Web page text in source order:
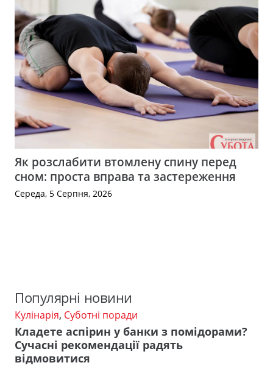
Як розслабити втомлену спину перед
сном: проста вправа та застереження
Середа, 5 Серпня, 2026
Популярні новини
Кулінарія, Суботні поради
Кладете аспірин у банки з помідорами?
Сучасні рекомендації радять
відмовитися